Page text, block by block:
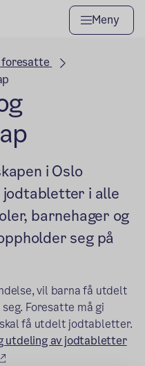
Meny
foresatte
i Oslo
jodtabletter i alle
barnehager og
seg på
vil barna få utdelt
Foresatte må gi
få utdelt jodtabletter.
utdeling av jodtabletter
(ekstern lenke)